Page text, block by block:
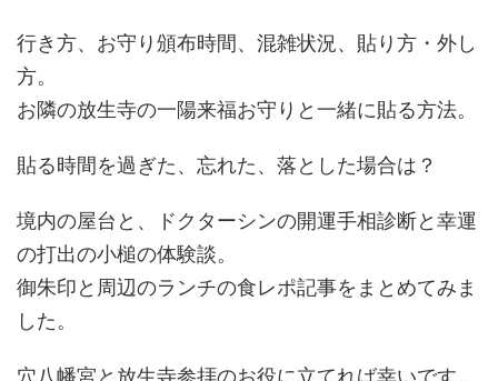
行き方、お守り頒布時間、混雑状況、貼り方・外し
方。
お隣の放生寺の一陽来福お守りと一緒に貼る方法。
貼る時間を過ぎた、忘れた、落とした場合は？
境内の屋台と、ドクターシンの開運手相診断と幸運
の打出の小槌の体験談。
御朱印と周辺のランチの食レポ記事をまとめてみま
した。
穴八幡宮と放生寺参拝のお役に立てれば幸いです。